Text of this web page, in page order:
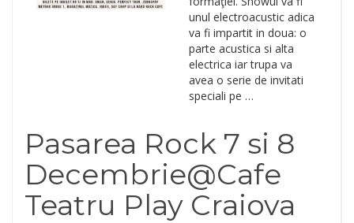
unul electroacustic adica
va fi impartit in doua: o
parte acustica si alta
electrica iar trupa va
avea o serie de invitati
speciali pe …
Pasarea Rock 7 si 8
Decembrie@Cafe
Teatru Play Craiova